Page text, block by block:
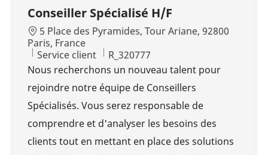
Conseiller Spécialisé H/F
Localisation
5 Place des Pyramides, Tour Ariane, 92800
Paris, France
Catégorie
Service client Id d’emploi
R_320777
Nous recherchons un nouveau talent pour
rejoindre notre équipe de Conseillers
Spécialisés. Vous serez responsable de
comprendre et d'analyser les besoins des
clients tout en mettant en place des solutions